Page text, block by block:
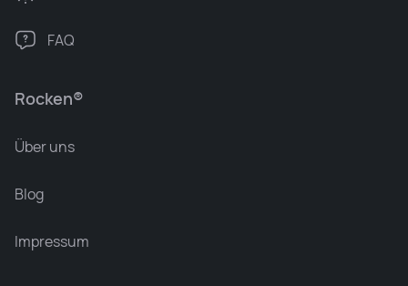
Rocken®
Über uns
Blog
Impressum
FAQ